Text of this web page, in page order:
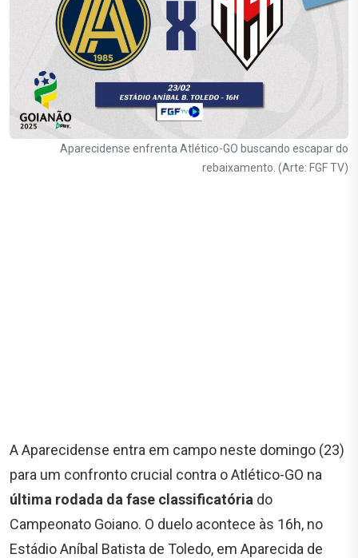
Aparecidense enfrenta Atlético-GO buscando escapar do
rebaixamento. (Arte: FGF TV)
A Aparecidense entra em campo neste domingo (23)
para um confronto crucial contra o Atlético-GO na
última rodada da fase classificatória do
Campeonato Goiano. O duelo acontece às 16h, no
Estádio Aníbal Batista de Toledo, em Aparecida de